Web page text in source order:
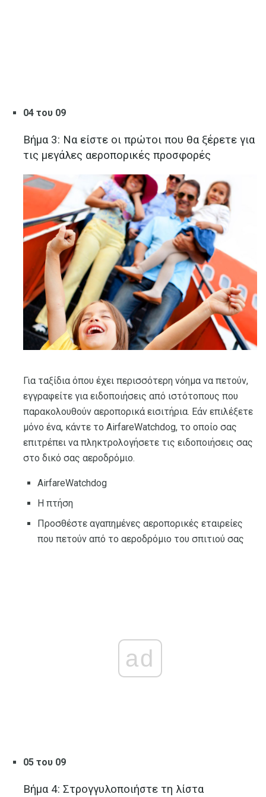
04 του 09
Βήμα 3: Να είστε οι πρώτοι που θα ξέρετε για
τις μεγάλες αεροπορικές προσφορές
Για ταξίδια όπου έχει περισσότερη νόημα να πετούν,
εγγραφείτε για ειδοποιήσεις από ιστότοπους που
παρακολουθούν αεροπορικά εισιτήρια. Εάν επιλέξετε
μόνο ένα, κάντε το AirfareWatchdog, το οποίο σας
επιτρέπει να πληκτρολογήσετε τις ειδοποιήσεις σας
στο δικό σας αεροδρόμιο.
AirfareWatchdog
Η πτήση
Προσθέστε αγαπημένες αεροπορικές εταιρείες
που πετούν από το αεροδρόμιο του σπιτιού σας
ad
05 του 09
Βήμα 4: Στρογγυλοποιήστε τη λίστα